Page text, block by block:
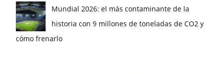
Mundial 2026: el más contaminante de la
historia con 9 millones de toneladas de CO2 y
cómo frenarlo